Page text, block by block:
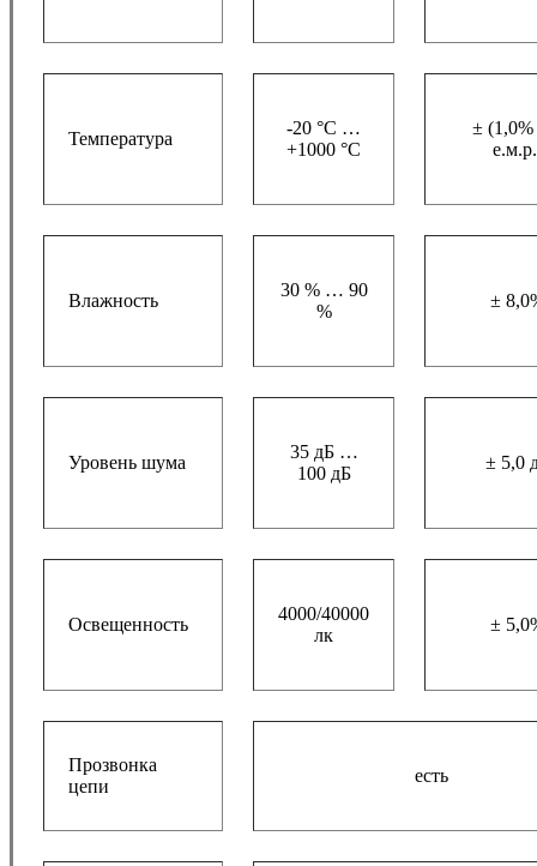
Температура
-20 °C …
+1000 °C
± (1,0%
Влажность
30 % … 90
%
±
Уровень шума
35 дБ …
100 дБ
± 5,0
Освещенность
4000/40000
лк
±
Прозвонка
цепи
есть